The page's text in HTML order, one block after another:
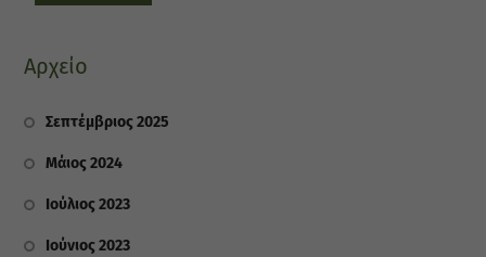
Αρχείο
Σεπτέμβριος 2025
Μάιος 2024
Ιούλιος 2023
Ιούνιος 2023